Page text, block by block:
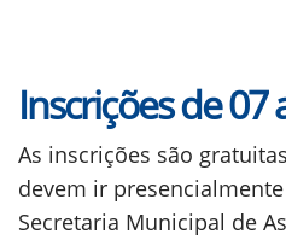
Inscrições de 07
As inscrições são
devem ir
Secretaria Municipal de